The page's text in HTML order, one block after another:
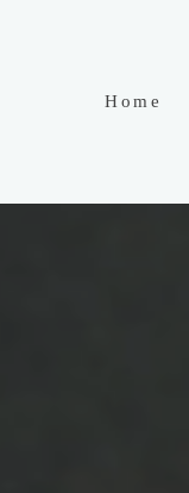
Home